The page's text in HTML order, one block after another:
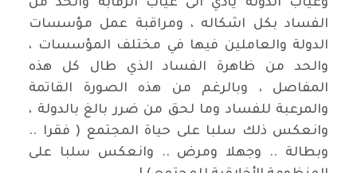
وغياب الدولة يأدي الى غياب الرقابة والحد من
الفساد بكل اشكاله ، ومراقبة عمل مؤسسات
الدولة والعاملين فيها في مختلف المؤسسات ،
والحد من ظاهرة الفساد الذي طال كل هذه
المفاصل ، وبالرغم من هذه الصورة القاتمة
والمرعبة للفساد وما لحق من ضرر بالغ بالدولة ،
وانعكس ذلك سلبا على حياة المجتمع ( فقرا ..
وبطالة .. وجهلا ومرض .. وانعكس سلبا على